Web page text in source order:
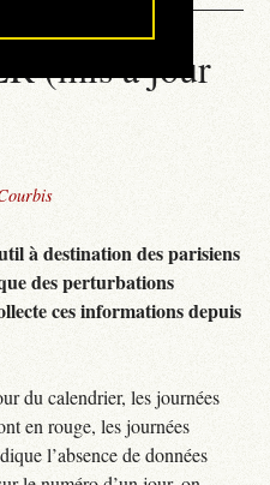
(mis à jour
à destination des parisiens
des perturbations
ces informations depuis
du calendrier, les journées
en rouge, les journées
l’absence de données